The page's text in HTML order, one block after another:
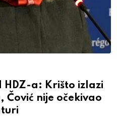
HDZ-a: Krišto izlazi
Čović nije očekivao